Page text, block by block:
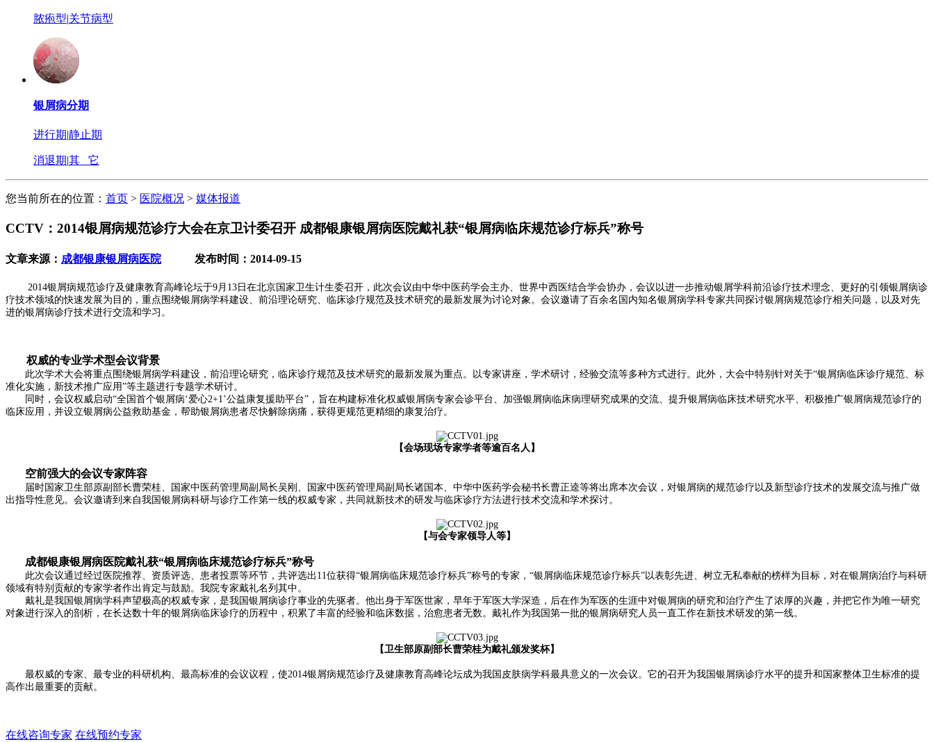
脓疱型|关节病型
银屑病分期
进行期|静止期
消退期|其 它
您当前所在的位置： 首页 > 医院概况 > 媒体报道
CCTV：2014银屑病规范诊疗大会在京卫计委召开 成都银康银屑病医院戴礼获“银屑病临床规范诊疗标兵”称号
文章来源： 成都银康银屑病医院发布时间：2014-09-15
2014银屑病规范诊疗及健康教育高峰论坛于9月13日在北京国家卫生计生委召开，此次会议由中华中医药学会主办、世界中西医结合学会协办，会议以进一步推动银屑学科前沿诊疗技术理念、更好的引领银屑病诊
疗技术领域的快速发展为目的，重点围绕银屑病学科建设、前沿理论研究、临床诊疗规范及技术研究的最新发展为讨论对象。会议邀请了百余名国内知名银屑病学科专家共同探讨银屑病规范诊疗相关问题，以及对先
进的银屑病诊疗技术进行交流和学习。
权威的专业学术型会议背景
此次学术大会将重点围绕银屑病学科建设，前沿理论研究，临床诊疗规范及技术研究的最新发展为重点。以专家讲座，学术研讨，经验交流等多种方式进行。此外，大会中特别针对关于“银屑病临床诊疗规范、标
准化实施，新技术推广应用”等主题进行专题学术研讨。
同时，会议权威启动“全国首个银屑病‘爱心2+1’公益康复援助平台”，旨在构建标准化权威银屑病专家会诊平台、加强银屑病临床病理研究成果的交流、提升银屑病临床技术研究水平、积极推广银屑病规范诊疗的
临床应用，并设立银屑病公益救助基金，帮助银屑病患者尽快解除病痛，获得更规范更精细的康复治疗。
【会场现场专家学者等逾百名人】
空前强大的会议专家阵容
届时国家卫生部原副部长曹荣桂、国家中医药管理局副局长吴刚、国家中医药管理局副局长诸国本、中华中医药学会秘书长曹正逵等将出席本次会议，对银屑病的规范诊疗以及新型诊疗技术的发展交流与推广做
出指导性意见。会议邀请到来自我国银屑病科研与诊疗工作第一线的权威专家，共同就新技术的研发与临床诊疗方法进行技术交流和学术探讨。
【与会专家领导人等】
成都银康银屑病医院戴礼获“银屑病临床规范诊疗标兵”称号
此次会议通过经过医院推荐、资质评选、患者投票等环节，共评选出11位获得“银屑病临床规范诊疗标兵”称号的专家，“银屑病临床规范诊疗标兵”以表彰先进、树立无私奉献的榜样为目标，对在银屑病治疗与科研
领域有特别贡献的专家学者作出肯定与鼓励。我院专家戴礼名列其中。
戴礼是我国银屑病学科声望极高的权威专家，是我国银屑病诊疗事业的先驱者。他出身于军医世家，早年于军医大学深造，后在作为军医的生涯中对银屑病的研究和治疗产生了浓厚的兴趣，并把它作为唯一研究
对象进行深入的剖析，在长达数十年的银屑病临床诊疗的历程中，积累了丰富的经验和临床数据，治愈患者无数。戴礼作为我国第一批的银屑病研究人员一直工作在新技术研发的第一线。
【卫生部原副部长曹荣桂为戴礼颁发奖杯】
最权威的专家、最专业的科研机构、最高标准的会议议程，使2014银屑病规范诊疗及健康教育高峰论坛成为我国皮肤病学科最具意义的一次会议。它的召开为我国银屑病诊疗水平的提升和国家整体卫生标准的提
高作出最重要的贡献。
在线咨询专家 在线预约专家